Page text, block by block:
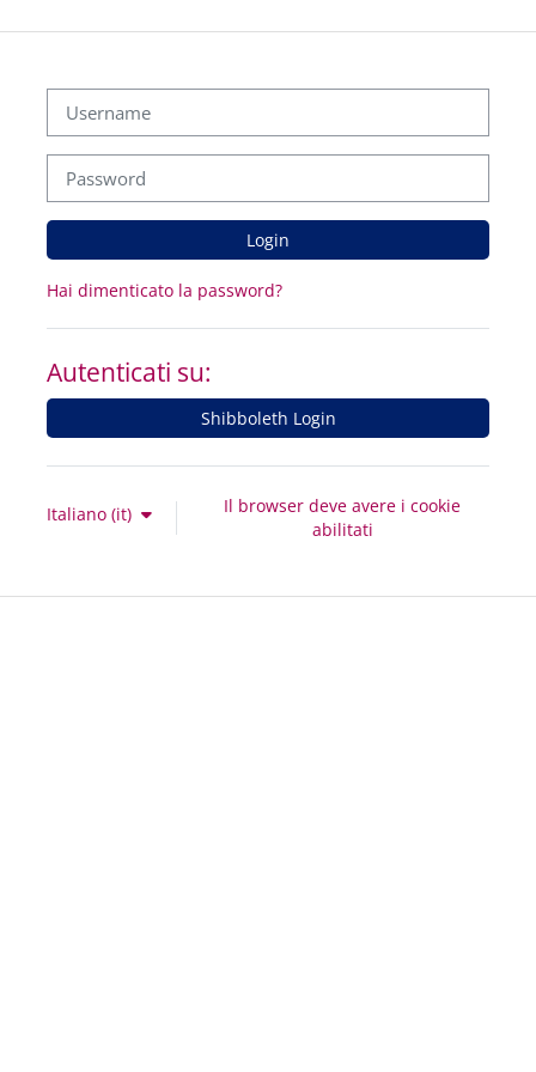
Login
Hai dimenticato la password?
Autenticati su:
Shibboleth Login
Italiano ‎(it)‎
Il browser deve avere i cookie
abilitati